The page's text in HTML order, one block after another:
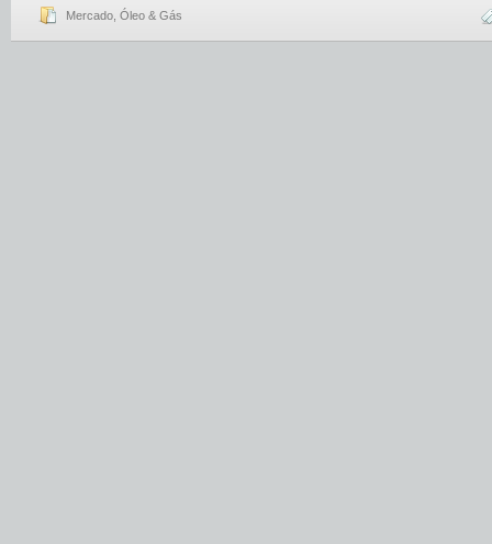
Mercado Óleo & Gás